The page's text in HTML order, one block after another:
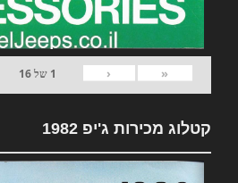
«
‹
1 של16
קטלוג מכירות ג'יפ 1982